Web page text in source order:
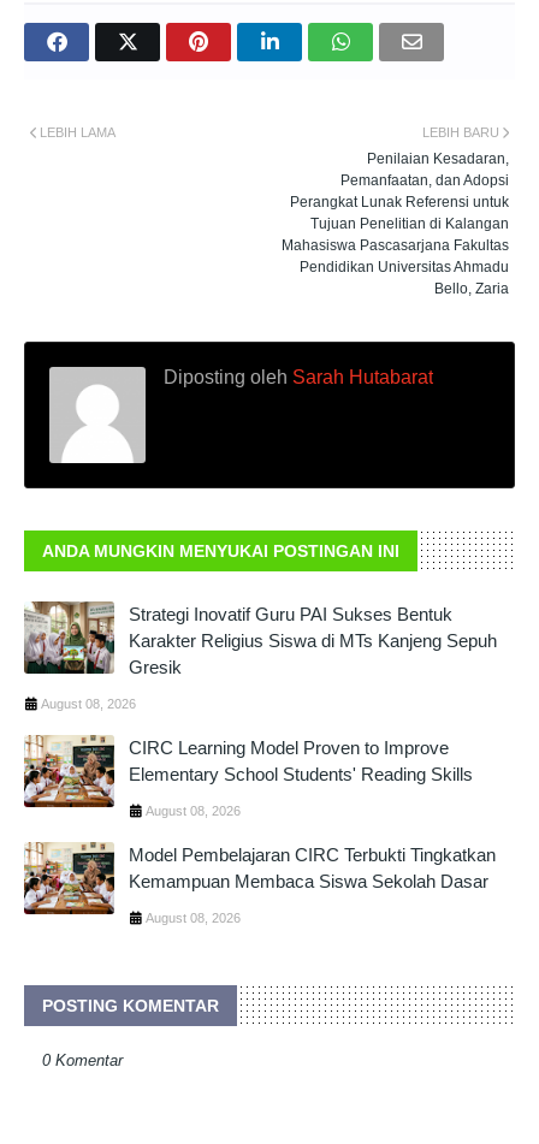
LEBIH BARU
Penilaian Kesadaran,
Pemanfaatan, dan Adopsi
Perangkat Lunak Referensi untuk
Tujuan Penelitian di Kalangan
Mahasiswa Pascasarjana Fakultas
Pendidikan Universitas Ahmadu
Bello, Zaria
LEBIH LAMA
Diposting oleh Sarah Hutabarat
ANDA MUNGKIN MENYUKAI POSTINGAN INI
Strategi Inovatif Guru PAI Sukses Bentuk
Karakter Religius Siswa di MTs Kanjeng Sepuh
Gresik
August 08, 2026
CIRC Learning Model Proven to Improve
Elementary School Students' Reading Skills
August 08, 2026
Model Pembelajaran CIRC Terbukti Tingkatkan
Kemampuan Membaca Siswa Sekolah Dasar
August 08, 2026
POSTING KOMENTAR
0 Komentar